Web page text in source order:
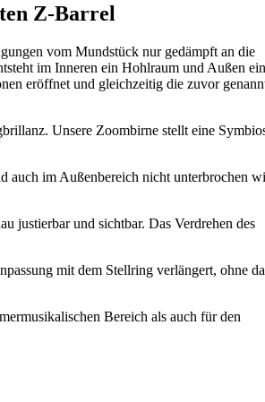
Z-Barrel
vom Mundstück nur gedämpft an die
im Inneren ein Hohlraum und Außen
eröffnet und gleichzeitig die zuvor
Unsere Zoombirne stellt eine
auch im Außenbereich nicht unterbrochen
justierbar und sichtbar. Das Verdrehen des
mit dem Stellring verlängert, ohne
Bereich als auch für den